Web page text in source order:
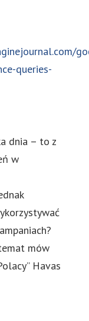
queries-
dnia – to z
w
mów
Havas